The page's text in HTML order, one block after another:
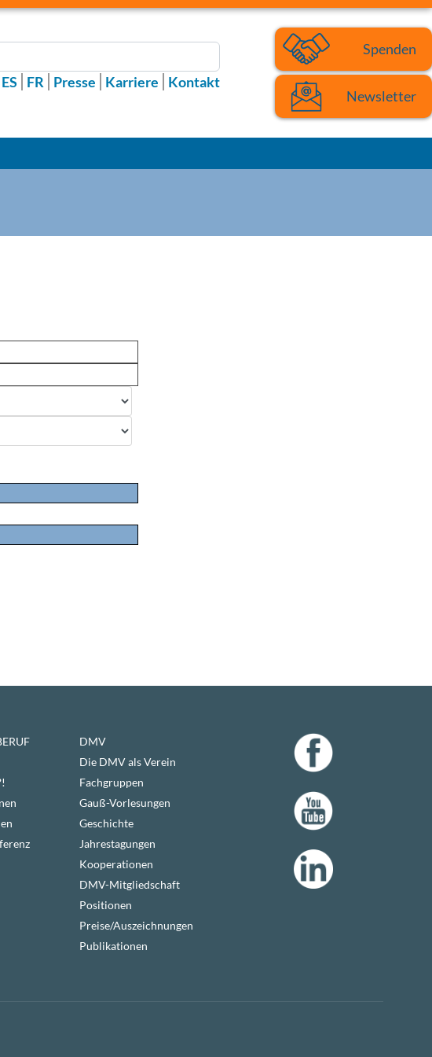
ES FR Presse Karriere Kontakt
Spenden
Newsletter
DMV
Die DMV als Verein
Fachgruppen
Gauß-Vorlesungen
Geschichte
Jahrestagungen
Kooperationen
DMV-Mitgliedschaft
Positionen
Preise/Auszeichnungen
Publikationen